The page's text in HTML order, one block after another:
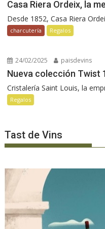
Casa Riera Ordeix, la
Desde 1852, Casa Riera
charcutería Regalos
24/02/2025 paisdevins
Nueva colección Twist
Cristalería Saint Louis, la
Regalos
Tast de Vins